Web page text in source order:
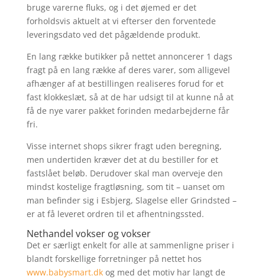
bruge varerne fluks, og i det øjemed er det
forholdsvis aktuelt at vi efterser den forventede
leveringsdato ved det pågældende produkt.
En lang række butikker på nettet annoncerer 1 dags
fragt på en lang række af deres varer, som alligevel
afhænger af at bestillingen realiseres forud for et
fast klokkeslæt, så at de har udsigt til at kunne nå at
få de nye varer pakket forinden medarbejderne får
fri.
Visse internet shops sikrer fragt uden beregning,
men undertiden kræver det at du bestiller for et
fastslået beløb. Derudover skal man overveje den
mindst kostelige fragtløsning, som tit – uanset om
man befinder sig i Esbjerg, Slagelse eller Grindsted –
er at få leveret ordren til et afhentningssted.
Nethandel vokser og vokser
Det er særligt enkelt for alle at sammenligne priser i
blandt forskellige forretninger på nettet hos
www.babysmart.dkog med det motiv har langt de